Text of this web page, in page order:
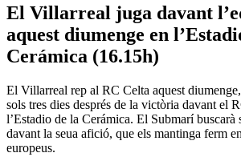
El Villarreal juga davant
aquest diumenge en
Cerámica (16.15h)
El Villarreal rep al RC Celta aquest
sols tres dies després de la victòria davant el
l’Estadio de la Cerámica. El Submarí
davant la seua afició, que els mantinga ferm
europeus.